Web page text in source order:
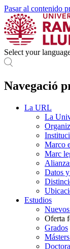
Pasar al contenido
Select your
Navegació
La URL
La
Marco
Marc
Datos
Estudios
Oferta
Grados